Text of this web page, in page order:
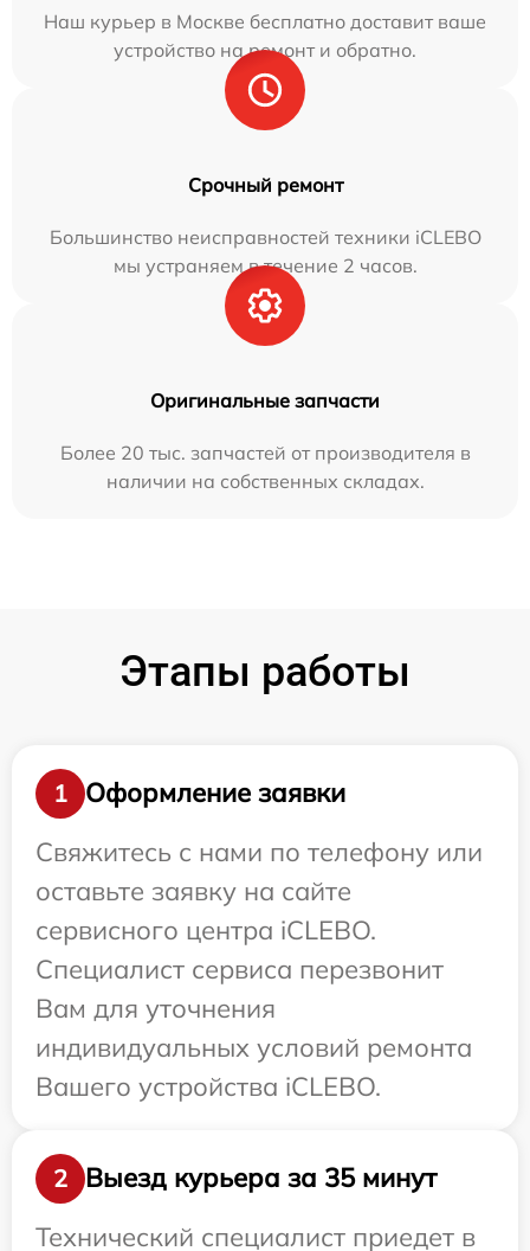
Наш курьер в Москве бесплатно доставит ваше
устройство на ремонт и обратно.
Срочный ремонт
Большинство неисправностей техники iCLEBO
мы устраняем в течение 2 часов.
Оригинальные запчасти
Более 20 тыс. запчастей от производителя в
наличии на собственных складах.
Этапы работы
1
Оформление заявки
Свяжитесь с нами по телефону или
оставьте заявку на сайте
сервисного центра iCLEBO.
Специалист сервиса перезвонит
Вам для уточнения
индивидуальных условий ремонта
Вашего устройства iCLEBO.
2
Выезд курьера за 35 минут
Технический специалист приедет в